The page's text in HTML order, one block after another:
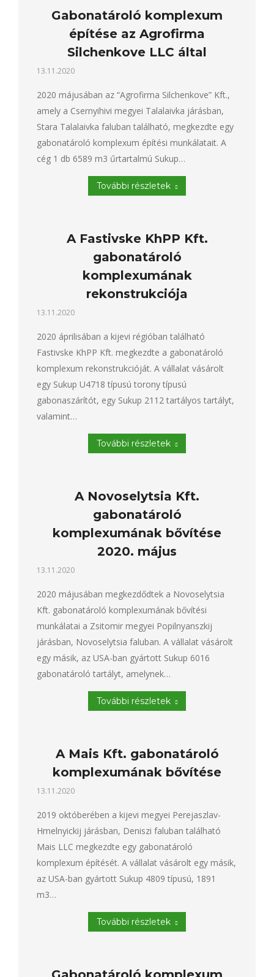
Gabonatároló komplexum
építése az Agrofirma
Silchenkove LLC által
13.11.2020
2020 májusában az “Agrofirma Silchenkove” Kft.,
amely a Csernyihivi megyei Talalaivka járásban,
Stara Talalaivka faluban található, megkezdte egy
gabonatároló komplexum építési munkálatait. A
cég 1 db 6589 m3 űrtartalmú Sukup…
További részletek
A Fastivske KhPP Kft.
gabonatároló
komplexumának
rekonstrukciója
13.11.2020
2020 áprilisában a kijevi régióban található
Fastivske KhPP Kft. megkezdte a gabonatároló
komplexum rekonstrukcióját. A vállalat vásárolt
egy Sukup U4718 típusú torony típusú
gabonaszárítót, egy Sukup 2112 tartályos tartályt,
valamint…
További részletek
A Novoselytsia Kft.
gabonatároló
komplexumának bővítése
2020. május
13.11.2020
2020 májusában megkezdődtek a Novoselytsia
Kft. gabonatároló komplexumának bővítési
munkálatai a Zsitomir megyei Popilnyanszkij
járásban, Novoselytsia faluban. A vállalat vásárolt
egy másik, az USA-ban gyártott Sukup 6016
gabonatároló tartályt, amelynek…
További részletek
A Mais Kft. gabonatároló
komplexumának bővítése
13.11.2020
2019 októberében a kijevi megyei Perejaszlav-
Hmelnyickij járásban, Deniszi faluban található
Mais LLC megkezdte egy gabonatároló
komplexum építését. A vállalat vásárolt egy másik,
az USA-ban gyártott Sukup 4809 típusú, 1891
m3…
További részletek